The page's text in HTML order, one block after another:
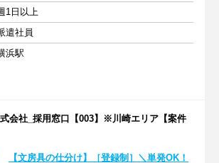
1日以上
遣社員
浜駅
会社_採用窓口【003】※川崎エリア【案件
【文房具の仕分け】［登録制］＼単発OK！